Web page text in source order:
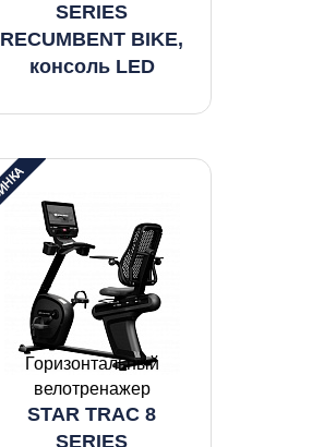
SERIES
RECUMBENT BIKE,
консоль LED
Горизонтальный
велотренажер
STAR TRAC 8
SERIES